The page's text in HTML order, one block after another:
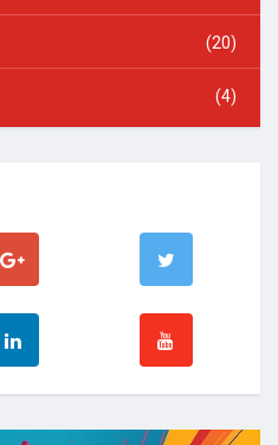
(20)
(4)